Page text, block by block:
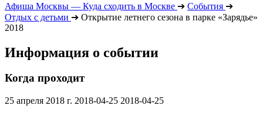
Афиша Москвы — Куда сходить в Москве ➔ События ➔
Отдых с детьми ➔ Открытие летнего сезона в парке «Зарядье»
2018
Информация о событии
Когда проходит
25 апреля 2018 г. 2018-04-25 2018-04-25